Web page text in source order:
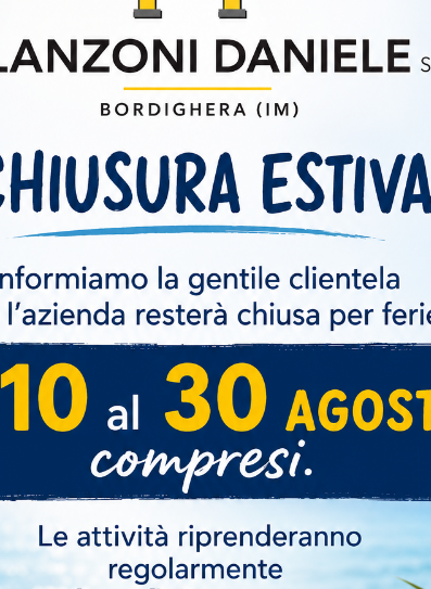
Serramenti e persiane in alluminio
per palazzina nuova a Saint-Jean
Cap-Ferrat (Francia)
Realizzazione di serramenti e persiane in alluminio per una